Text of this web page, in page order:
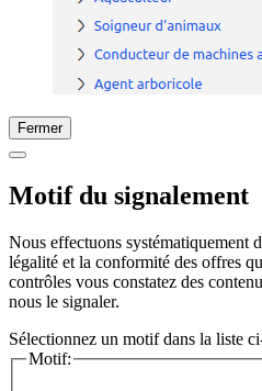
Fermer
Motif du signalement
Nous effectuons systématiquement
légalité et la conformité des offres
contrôles vous constatez des
nous le signaler.
Sélectionnez un motif dans la liste
Motif: